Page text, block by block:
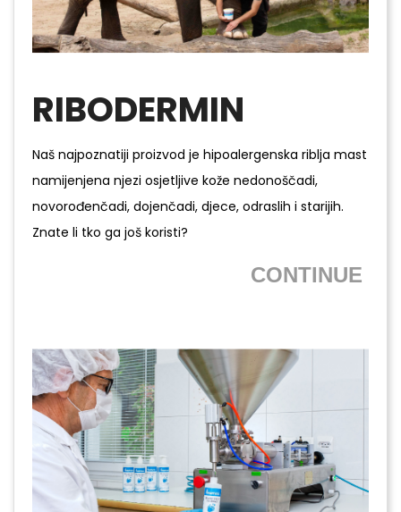
RIBODERMIN
Naš najpoznatiji proizvod je hipoalergenska riblja mast
namijenjena njezi osjetljive kože nedonoščadi,
novorođenčadi, dojenčadi, djece, odraslih i starijih.
Znate li tko ga još koristi?
CONTINUE